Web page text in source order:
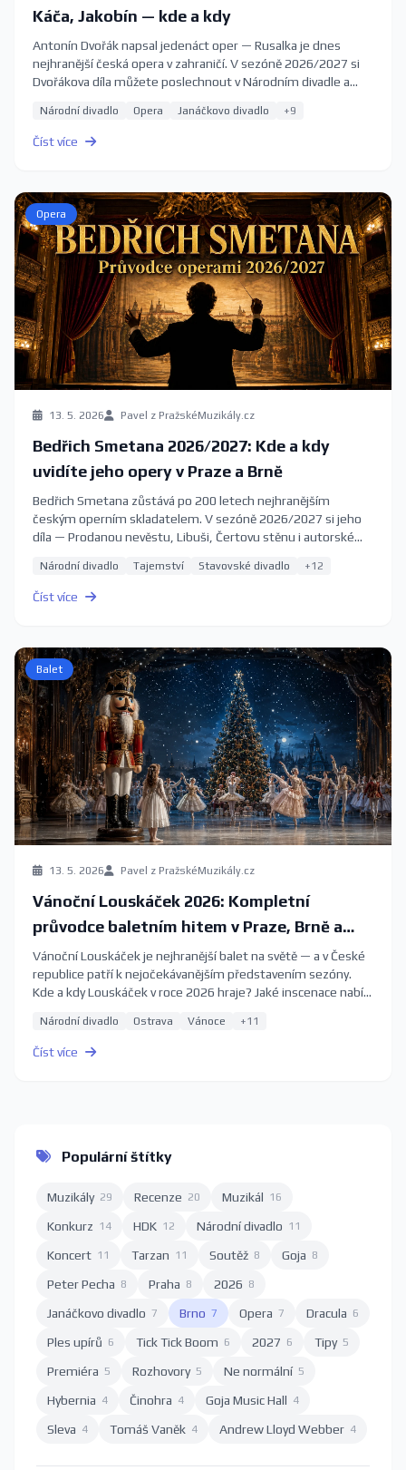
Káča, Jakobín — kde a kdy
Antonín Dvořák napsal jedenáct oper — Rusalka je dnes
nejhranější česká opera v zahraničí. V sezóně 2026/2027 si
Dvořákova díla můžete poslechnout v Národním divadle a
komorních scénách. Kompletní průvodce s termíny a
vstupenkami.
Národní divadlo Opera Janáčkovo divadlo +9
Číst více
Opera
13. 5. 2026 Pavel z PražskéMuzikály.cz
Bedřich Smetana 2026/2027: Kde a kdy
uvidíte jeho opery v Praze a Brně
Bedřich Smetana zůstává po 200 letech nejhranějším
českým operním skladatelem. V sezóně 2026/2027 si jeho
díla — Prodanou nevěstu, Libuši, Čertovu stěnu i autorské
předních scénách v Praze a Brně. Kompletní průvodce s
aktuálními termíny a vstupenkami.
Národní divadlo Tajemství Stavovské divadlo +12
Číst více
Balet
13. 5. 2026 Pavel z PražskéMuzikály.cz
Vánoční Louskáček 2026: Kompletní
průvodce baletním hitem v Praze, Brně a
Ostravě
Vánoční Louskáček je nejhranější balet na světě — a v České
republice patří k nejočekávanějším představením sezóny.
Kde a kdy Louskáček v roce 2026 hraje? Jaké inscenace nabízí
moravskoslezské? Kdy rezervovat vstupenky, aby vám
nezůstaly jen poslední řady balkonu? Kompletní průvodce
Národní divadlo Ostrava Vánoce +11
Číst více
Populární štítky
Muzikály 29 Recenze 20 Muzikál 16
Konkurz 14 HDK 12 Národní divadlo 11
Koncert 11 Tarzan 11 Soutěž 8 Goja 8
Peter Pecha 8 Praha 8 2026 8
Janáčkovo divadlo 7 Brno 7 Opera 7 Dracula 6
Ples upírů 6 Tick Tick Boom 6 2027 6 Tipy 5
Premiéra 5 Rozhovory 5 Ne normální 5
Hybernia 4 Činohra 4 Goja Music Hall 4
Sleva 4 Tomáš Vaněk 4 Andrew Lloyd Webber 4